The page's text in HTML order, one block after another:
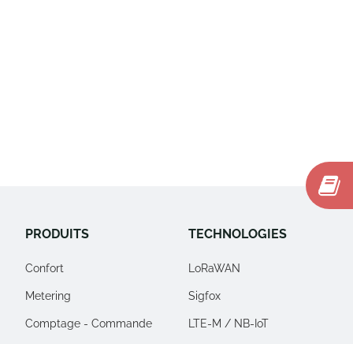
PRODUITS
Confort
Metering
Comptage - Commande
TECHNOLOGIES
LoRaWAN
Sigfox
LTE-M / NB-IoT